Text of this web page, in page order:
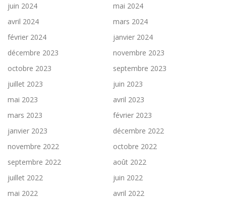
juin 2024
mai 2024
avril 2024
mars 2024
février 2024
janvier 2024
décembre 2023
novembre 2023
octobre 2023
septembre 2023
juillet 2023
juin 2023
mai 2023
avril 2023
mars 2023
février 2023
janvier 2023
décembre 2022
novembre 2022
octobre 2022
septembre 2022
août 2022
juillet 2022
juin 2022
mai 2022
avril 2022